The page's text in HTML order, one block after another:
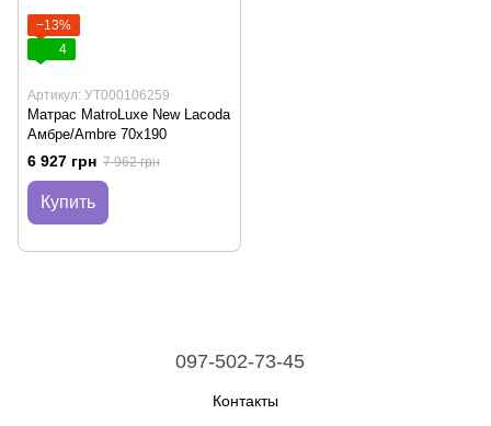
−13%
4
Артикул: УТ000106259
Матраc MatroLuxe New Lacoda
Амбре/Ambre 70х190
6 927 грн 7 962 грн
Купить
097-502-73-45
Контакты